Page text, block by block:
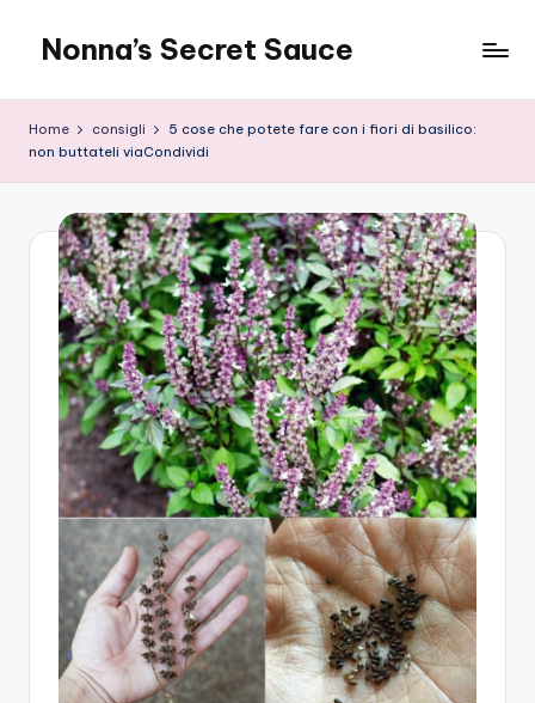
content
Nonna’s Secret Sauce
Home consigli
5 cose che potete fare con i fiori di basilico:
non buttateli viaCondividi